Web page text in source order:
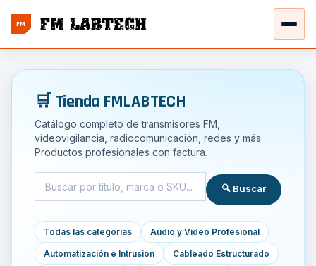
FM
🛒 Tienda FMLABTECH
Catálogo completo de transmisores FM,
videovigilancia, radiocomunicación, redes y más.
Productos profesionales con factura.
🔍 Buscar
Todas las categorías Audio y Video Profesional
Automatización e Intrusión Cableado Estructurado